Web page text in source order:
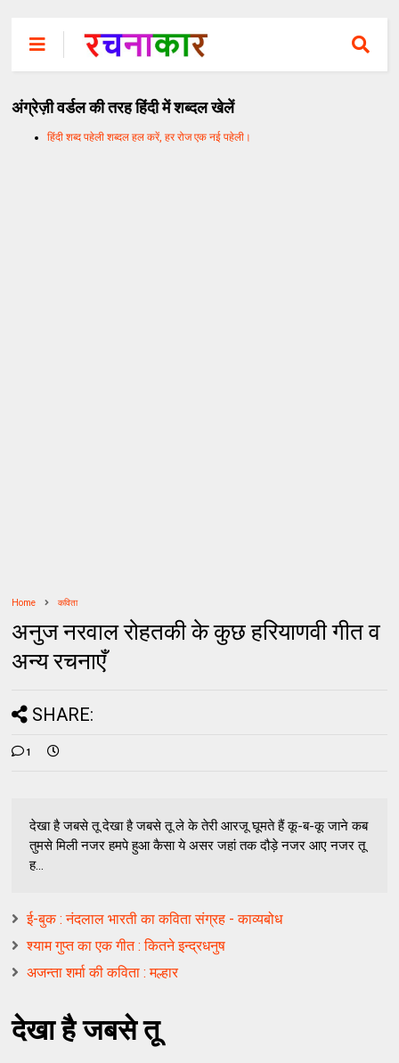
अंग्रेज़ी वर्डल की तरह हिंदी में शब्दल खेलें
हिंदी शब्द पहेली शब्दल हल करें, हर रोज एक नई पहेली।
Home कविता
अनुज नरवाल रोहतकी के कुछ हरियाणवी गीत व
अन्य रचनाएँ
SHARE:
1
देखा है जबसे तू देखा है जबसे तू ले के तेरी आरजू घूमते हैं कू-ब-कू जाने कब
तुमसे मिली नजर हमपे हुआ कैसा ये असर जहां तक दौड़े नजर आए नजर तू
ह...
ई-बुक : नंदलाल भारती का कविता संग्रह - काव्यबोध
श्याम गुप्त का एक गीत : कितने इन्द्रधनुष
अजन्ता शर्मा की कविता : मल्हार
देखा है जबसे तू